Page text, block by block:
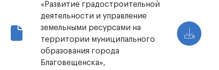
«Развитие градостроительной
деятельности и управление
земельными ресурсами на
территории муниципального
образования города
Благовещенска»,